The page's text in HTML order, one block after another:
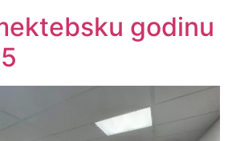
godinu